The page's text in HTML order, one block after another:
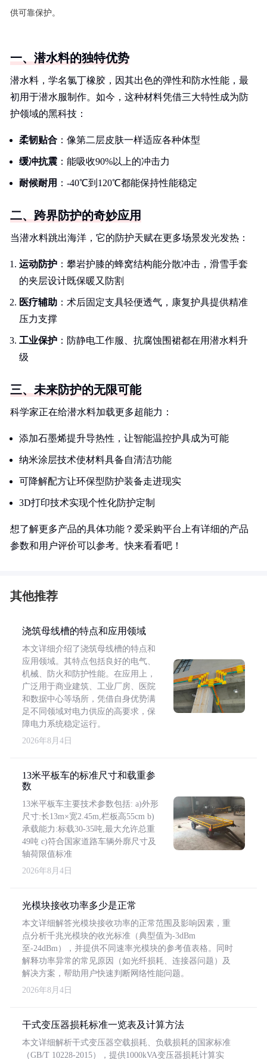
供可靠保护。
一、潜水料的独特优势
潜水料，学名氯丁橡胶，因其出色的弹性和防水性能，最
初用于潜水服制作。如今，这种材料凭借三大特性成为防
护领域的黑科技：
柔韧贴合 ：像第二层皮肤一样适应各种体型
缓冲抗震 ：能吸收90%以上的冲击力
耐候耐用 ：-40℃到120℃都能保持性能稳定
二、跨界防护的奇妙应用
当潜水料跳出海洋，它的防护天赋在更多场景发光发热：
运动防护 ：攀岩护膝的蜂窝结构能分散冲击，滑雪手套
的夹层设计既保暖又防割
医疗辅助 ：术后固定支具轻便透气，康复护具提供精准
压力支撑
工业保护 ：防静电工作服、抗腐蚀围裙都在用潜水料升
级
三、未来防护的无限可能
科学家正在给潜水料加载更多超能力：
添加石墨烯提升导热性，让智能温控护具成为可能
纳米涂层技术使材料具备自清洁功能
可降解配方让环保型防护装备走进现实
3D打印技术实现个性化防护定制
想了解更多产品的具体功能？爱采购平台上有详细的产品
参数和用户评价可以参考。快来看看吧！
其他推荐
浇筑母线槽的特点和应用领域
本文详细介绍了浇筑母线槽的特点和
应用领域。其特点包括良好的电气、
机械、防火和防护性能。在应用上，
广泛用于商业建筑、工业厂房、医院
和数据中心等场所，凭借自身优势满
足不同领域对电力供应的高要求，保
障电力系统稳定运行。
2026年8月4日
13米平板车的标准尺寸和载重参
数
13米平板车主要技术参数包括: a)外形
尺寸:长13m×宽2.45m,栏板高55cm b)
承载能力:标载30-35吨,最大允许总重
49吨 c)符合国家道路车辆外廓尺寸及
轴荷限值标准
2026年8月4日
光模块接收功率多少是正常
本文详细解答光模块接收功率的正常范围及影响因素，重
点分析千兆光模块的收光标准（典型值为-3dBm
至-24dBm），并提供不同速率光模块的参考值表格。同时
解释功率异常的常见原因（如光纤损耗、连接器问题）及
解决方案，帮助用户快速判断网络性能问题。
2026年8月4日
干式变压器损耗标准一览表及计算方法
本文详细解析干式变压器空载损耗、负载损耗的国家标准
（GB/T 10228-2015），提供1000kVA变压器损耗计算实